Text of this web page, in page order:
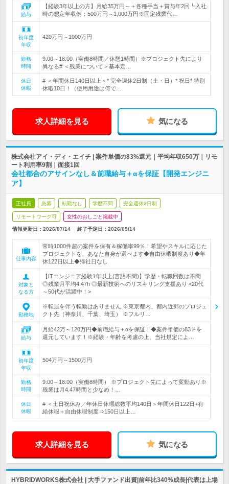
給与
【経験3年以上の方】月給35万円～＋各種手当＋賞与年2回┗入社
時の想定年収例：500万円～1,000万円※固定残業代…
初年度
年収
420万円～1000万円
勤務
時間
9:00～18:00（実働8時間／休憩1時間）※プロジェクト先により
異なる# ＜残業について＞基本定…
休日
休暇
# ＜年間休日140日以上＞* 完全週休2日制（土・日）* 祝日* 特別
休暇10日！（使用用途は何で…
求人詳細を見る 気になる
株式会社アイ・ディ・エイチ | 案件単価の83%還元｜平均年収650万｜リモ
ート利用率9割｜面接1回
会社都合のアサインなし＆前職給与＋αを保証【開発エンジニ
ア】
正社員 急募 転勤なし 学歴不問 完全週休2日制
リモートワーク可 女性のおしごと掲載中
情報更新日：2026/07/14 終了予定日： 2026/09/14
仕事内容
常時1000件超の案件を保有＆稼働率99％！希望やスキルに応じた
プロジェクトを、あなた自身が選べます◆自由休暇制度あり◆年
休122日以上◆帰社日なし
対象と
なる方
【ITエンジニア経験1年以上(言語不問)】学歴・転職回数は不問
◎残業月平均4.47h ◎最新技術へのリスキリング支援あり <20代
～50代が活躍中！>
勤務地
※転居を伴う転勤はありません ※東京都内、都内近郊のプロジェ
クト先（神奈川、千葉、埼玉） ※フルリ…
給与
月給42万～120万円◆前職給与＋αを保証！◆案件単価の83％を
還元しています！※経験・年齢を考慮の上、当社規定によ…
初年度
年収
504万円～1500万円
勤務
時間
9:00～18:00（実働8時間） ※プロジェクト先によって変動あり※
残業は月4.47時間と少なめ！…
休日
休暇
# ＜土日祝休み／年休日休暇総数平均140日＞年間休日122日+有
給休暇＋自由休暇制度⇒150日以上…
求人詳細を見る 気になる
HYBRIDWORKS株式会社 | 大手ファンド出資|前年比340%成長|代表は上場